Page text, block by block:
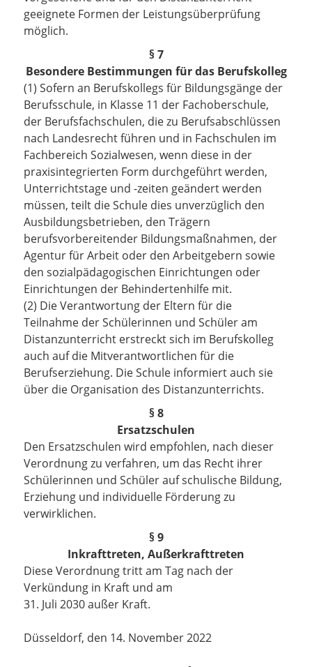
geeignete Formen der Leistungsüberprüfung
möglich.
§ 7
Besondere Bestimmungen für das Berufskolleg
(1) Sofern an Berufskollegs für Bildungsgänge der
Berufsschule, in Klasse 11 der Fachoberschule,
der Berufsfachschulen, die zu Berufsabschlüssen
nach Landesrecht führen und in Fachschulen im
Fachbereich Sozialwesen, wenn diese in der
praxisintegrierten Form durchgeführt werden,
Unterrichtstage und -zeiten geändert werden
müssen, teilt die Schule dies unverzüglich den
Ausbildungsbetrieben, den Trägern
berufsvorbereitender Bildungsmaßnahmen, der
Agentur für Arbeit oder den Arbeitgebern sowie
den sozialpädagogischen Einrichtungen oder
Einrichtungen der Behindertenhilfe mit.
(2) Die Verantwortung der Eltern für die
Teilnahme der Schülerinnen und Schüler am
Distanzunterricht erstreckt sich im Berufskolleg
auch auf die Mitverantwortlichen für die
Berufserziehung. Die Schule informiert auch sie
über die Organisation des Distanzunterrichts.
§ 8
Ersatzschulen
Den Ersatzschulen wird empfohlen, nach dieser
Verordnung zu verfahren, um das Recht ihrer
Schülerinnen und Schüler auf schulische Bildung,
Erziehung und individuelle Förderung zu
verwirklichen.
§ 9
Inkrafttreten, Außerkrafttreten
Diese Verordnung tritt am Tag nach der
Verkündung in Kraft und am
31. Juli 2030 außer Kraft.
Düsseldorf, den 14. November 2022